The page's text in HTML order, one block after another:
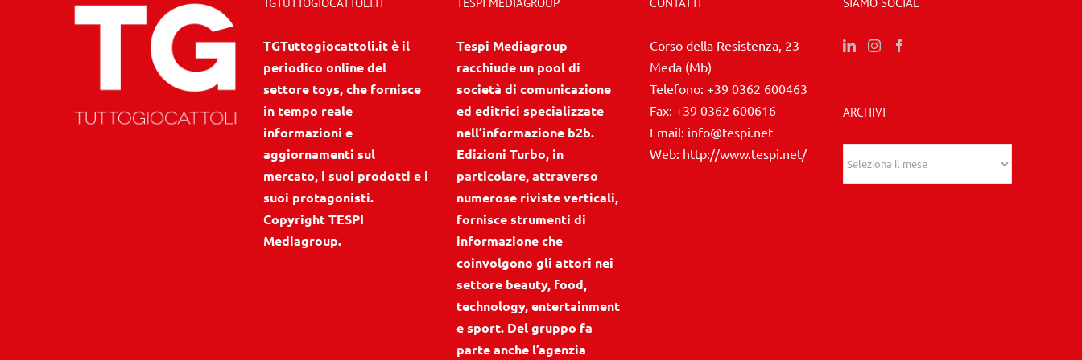
TGTuttogiocattoli.it è il
periodico online del
settore toys, che fornisce
in tempo reale
informazioni e
aggiornamenti sul
mercato, i suoi prodotti e i
suoi protagonisti.
Copyright TESPI
Mediagroup.
Tespi Mediagroup
racchiude un pool di
società di comunicazione
ed editrici specializzate
nell’informazione b2b.
Edizioni Turbo, in
particolare, attraverso
numerose riviste verticali,
fornisce strumenti di
informazione che
coinvolgono gli attori nei
settore beauty, food,
technology, entertainment
e sport. Del gruppo fa
parte anche l’agenzia
Corso della Resistenza, 23 -
Meda (Mb)
Telefono: +39 0362 600463
Fax: +39 0362 600616
Email: info@tespi.net
Web: http://www.tespi.net/
ARCHIVI